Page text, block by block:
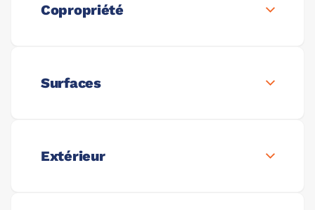
Copropriété
Surfaces
Extérieur